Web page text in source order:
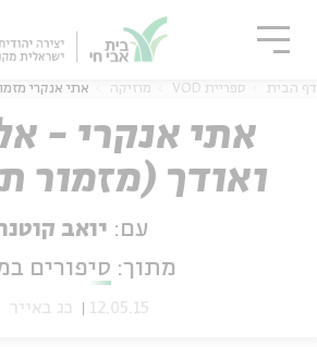
אנגלית
דף הבית ספריית VOD מוזיקה אתי אנקרי
אתי אנקרי -
ואודך (מזמור
עם: יואב
מתוך: סיפורים
12.05.15 כג באייר
סגור